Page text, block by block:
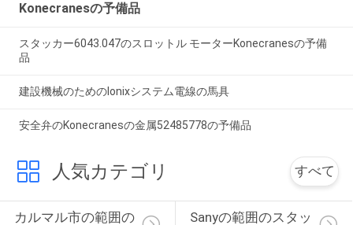
Konecranesの予備品
スタッカー6043.047のスロットル モーターKonecranesの予備
品
建設機械のためのIonixシステム電線の馬具
安全弁のKonecranesの金属52485778の予備品
人気カテゴリ すべて
カルマル市の範囲の
Sanyの範囲のスタッ